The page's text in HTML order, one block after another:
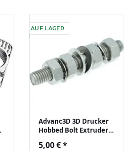
AUF LAGER
Advanc3D 3D Drucker
Hobbed Bolt Extruder
mm Filament
5,00 €*